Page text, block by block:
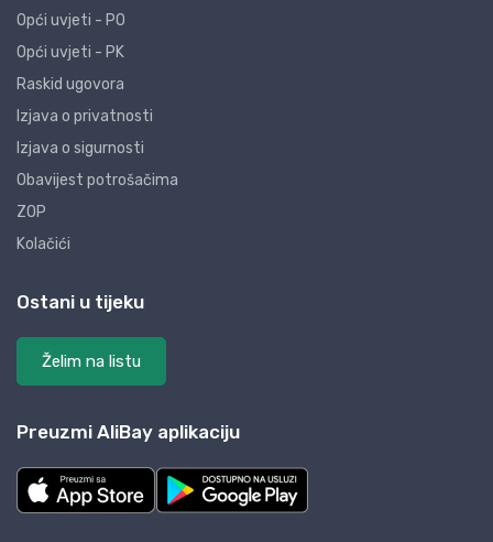
Opći uvjeti - PO
Opći uvjeti - PK
Raskid ugovora
Izjava o privatnosti
Izjava o sigurnosti
Obavijest potrošačima
ZOP
Kolačići
Ostani u tijeku
Želim na listu
Preuzmi AliBay aplikaciju